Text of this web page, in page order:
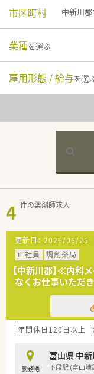
市区町村 中新川
業種を選ぶ
雇用形態 / 給与を選
4 件の薬剤師求人
更新日： 2026/06/25
正社員
調剤薬局
【中新川郡】≪内科
なくお仕事いただ
年間休日120日以上
勤務地
富山県 中
下段駅 (富山地